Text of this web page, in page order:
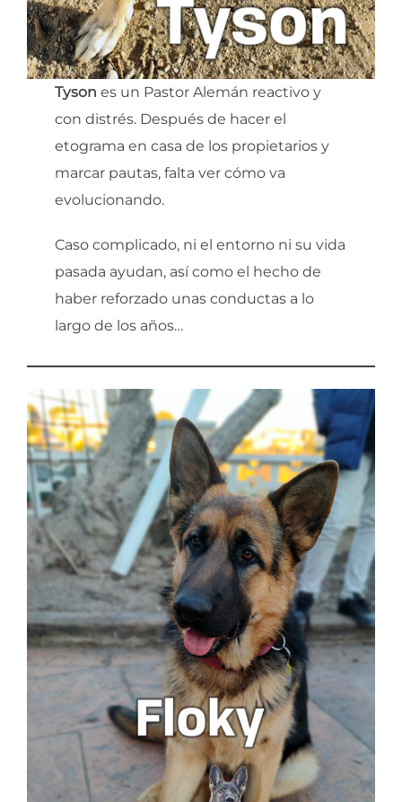
Tysones un Pastor Alemán reactivo y
con distrés. Después de hacer el
etograma en casa de los propietarios y
marcar pautas, falta ver cómo va
evolucionando.
Caso complicado, ni el entorno ni su vida
pasada ayudan, así como el hecho de
haber reforzado unas conductas a lo
largo de los años…